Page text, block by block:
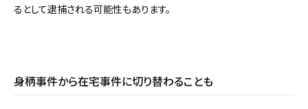
るとして逮捕される可能性もあります。
身柄事件から在宅事件に切り替わることも